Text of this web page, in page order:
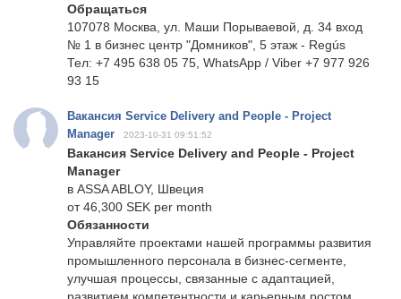
Обращаться
107078 Москва, ул. Маши Порываевой, д. 34 вход
№ 1 в бизнес центр "Домников", 5 этаж - Regús
Тел: +7 495 638 05 75, WhatsApp / Viber +7 977 926
93 15
Вакансия Service Delivery and People - Project
Manager
2023-10-31 09:51:52
Вакансия Service Delivery and People - Project
Manager
в ASSA ABLOY, Швеция
от 46,300 SEK per month
Обязанности
Управляйте проектами нашей программы развития
промышленного персонала в бизнес-сегменте,
улучшая процессы, связанные с адаптацией,